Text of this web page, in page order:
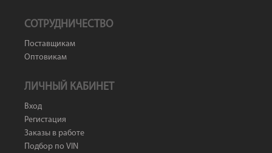
СОТРУДНИЧЕСТВО
Поставщикам
Оптовикам
ЛИЧНЫЙ КАБИНЕТ
Вход
Регистация
Заказы в работе
Подбор по VIN